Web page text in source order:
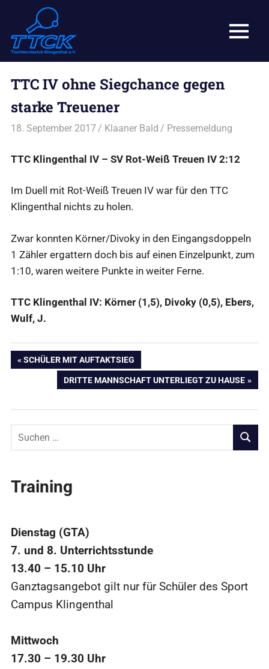
springen
e.V.
Der
in
Klingenthal.
MENÜ
TTC IV ohne Siegchance gegen
starke Treuener
18. September 2017 Klaaner Bald Pressemeldung
TTC Klingenthal IV – SV Rot-Weiß Treuen IV 2:12
Im Duell mit Rot-Weiß Treuen IV war für den TTC
Klingenthal nichts zu holen.
Zwar konnten Körner/Divoky in den Eingangsdoppeln
1 Zähler ergattern doch bis auf einen Einzelpunkt, zum
1:10, waren weitere Punkte in weiter Ferne.
TTC Klingenthal IV: Körner (1,5), Divoky (0,5), Ebers,
Wulf, J.
Beitragsnavigation
VORHERIGER
BEITRAG:
SCHÜLER MIT AUFTAKTSIEG
NÄCHSTER
BEITRAG:
DRITTE MANNSCHAFT UNTERLIEGT ZU HAUSE
nach:
Training
Dienstag (GTA)
7. und 8. Unterrichtsstunde
13.40 – 15.10 Uhr
Ganztagsangebot gilt nur für Schüler des Sport
Campus Klingenthal
Mittwoch
17.30 – 19.30 Uhr